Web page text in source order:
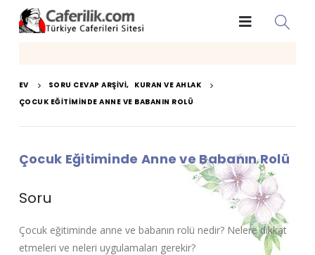
EV SORU CEVAP ARŞIVI, KURAN VE AHLAK
ÇOCUK EĞITIMINDE ANNE VE BABANIN ROLÜ
Çocuk Eğitiminde Anne ve Babanın Rolü
Soru
Çocuk eğitiminde anne ve babanın rolü nedir? Nelere dikkat
etmeleri ve neleri uygulamaları gerekir?